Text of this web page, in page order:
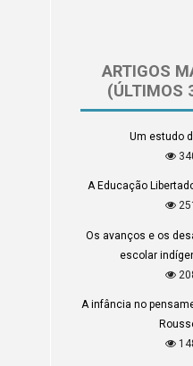
ARTIGOS
(ÚLTIMOS
Um estudo
A Educação
Os avanços e os
escolar
A infância no